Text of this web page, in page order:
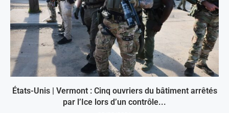
États-Unis | Vermont : Cinq ouvriers du bâtiment arrêtés
par l’Ice lors d’un contrôle...